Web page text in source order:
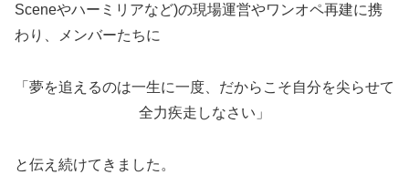
Sceneやハーミリアなど)の現場運営やワンオペ再建に携
わり、メンバーたちに
「夢を追えるのは一生に一度、だからこそ自分を尖らせて
全力疾走しなさい」
と伝え続けてきました。